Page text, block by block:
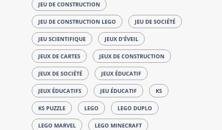
JEU DE CONSTRUCTION
JEU DE CONSTRUCTION LEGO JEU DE SOCIÉTÉ
JEU SCIENTIFIQUE JEUX D'ÉVEIL
JEUX DE CARTES JEUX DE CONSTRUCTION
JEUX DE SOCIÉTÉ JEUX ÉDUCATIF
JEUX ÉDUCATIFS JEU ÉDUCATIF KS
KS PUZZLE LEGO LEGO DUPLO
LEGO MARVEL LEGO MINECRAFT